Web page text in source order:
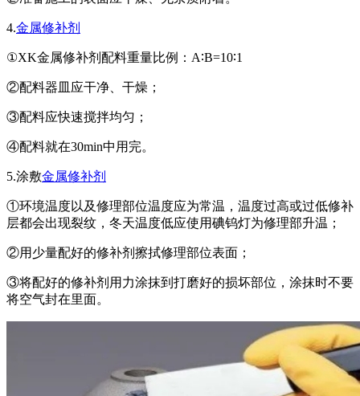
4.金属修补剂
①XK金属修补剂配料重量比例：A∶B=10∶1
②配料器皿应干净、干燥；
③配料应快速搅拌均匀；
④配料就在30min中用完。
5.涂敷金属修补剂
①环境温度以及修理部位温度应为常温，温度过高或过低修补
层都会出现裂纹，冬天温度低应使用碘钨灯为修理部升温；
②用少量配好的修补剂擦拭修理部位表面；
③将配好的修补剂用力涂抹到打磨好的损坏部位，涂抹时不要
将空气封在里面。